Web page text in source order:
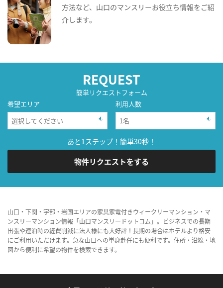
方法など、山口のマンスリーお役立ち情報をご紹
介します。
REQUEST
簡単リクエストフォーム
希望エリア
利用人数
あと1ステップ！簡単30秒！
物件リクエストをする
山口・下関・宇部・岩国エリアの家具家電付きウィークリーマンション・マ
ンスリーマンション情報「山口マンスリードットコム」。ビジネスでの長期
出張や連泊時の経費削減に法人様にも大好評！長期の場合はホテルより格安
にご利用いただけます。急な山口への単身赴任にも便利です。住所・沿線・地
図から便利に希望の物件を検索できます。